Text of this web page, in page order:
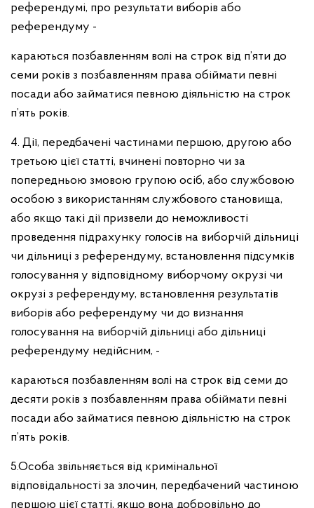
референдумі, про результати виборів або
референдуму -
караються позбавленням волі на строк від п’яти до
семи років з позбавленням права обіймати певні
посади або займатися певною діяльністю на строк
п’ять років.
4. Дії, передбачені частинами першою, другою або
третьою цієї статті, вчинені повторно чи за
попередньою змовою групою осіб, або службовою
особою з використанням службового становища,
або якщо такі дії призвели до неможливості
проведення підрахунку голосів на виборчій дільниці
чи дільниці з референдуму, встановлення підсумків
голосування у відповідному виборчому окрузі чи
окрузі з референдуму, встановлення результатів
виборів або референдуму чи до визнання
голосування на виборчій дільниці або дільниці
референдуму недійсним, -
караються позбавленням волі на строк від семи до
десяти років з позбавленням права обіймати певні
посади або займатися певною діяльністю на строк
п’ять років.
5.Особа звільняється від кримінальної
відповідальності за злочин, передбачений частиною
першою цієї статті, якщо вона добровільно до